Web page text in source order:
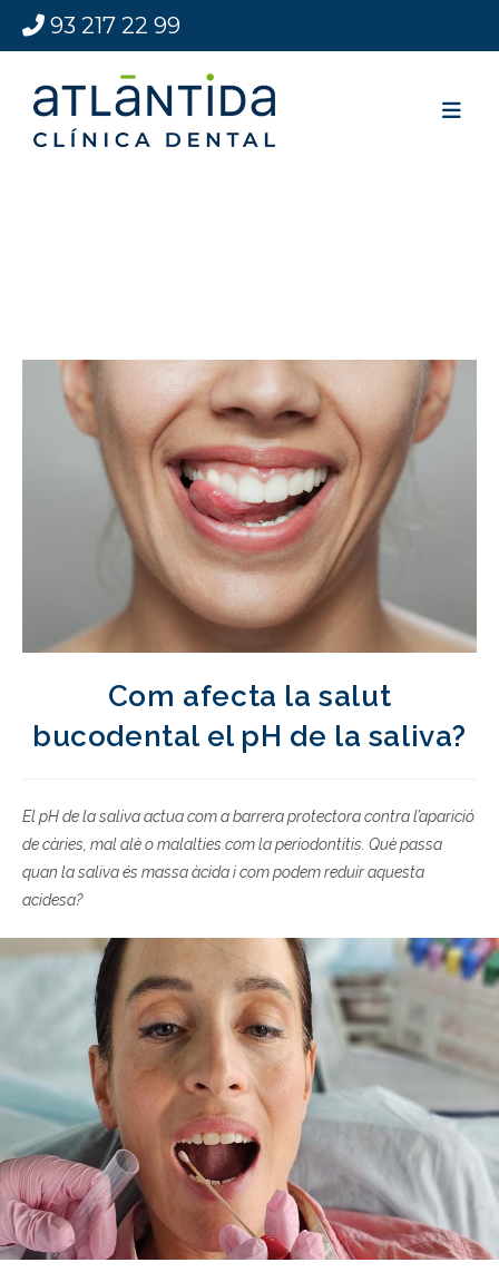
93 217 22 99
Com afecta la salut
bucodental el pH de la saliva?
El pH de la saliva actua com a barrera protectora contra l’aparició
de càries, mal alè o malalties com la periodontitis. Què passa
quan la saliva és massa àcida i com podem reduir aquesta
acidesa?